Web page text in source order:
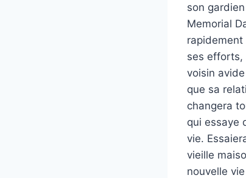
son
Memorial
rapidement
ses efforts,
voisin
que sa
changera
qui essaye
vie.
vieille
nouvelle